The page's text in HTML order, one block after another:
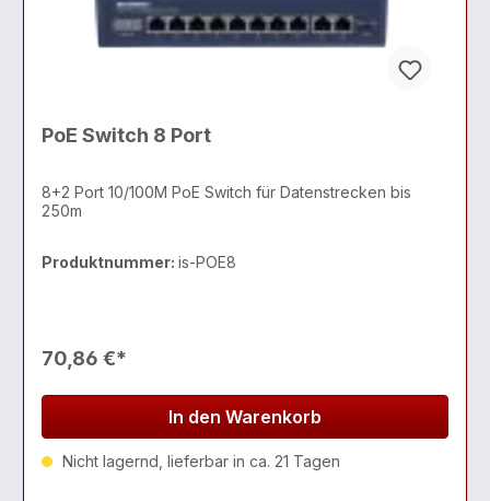
PoE Switch 8 Port
8+2 Port 10/100M PoE Switch für Datenstrecken bis
250m
Produktnummer: is-POE8
70,86 €*
In den Warenkorb
Nicht lagernd, lieferbar in ca. 21 Tagen